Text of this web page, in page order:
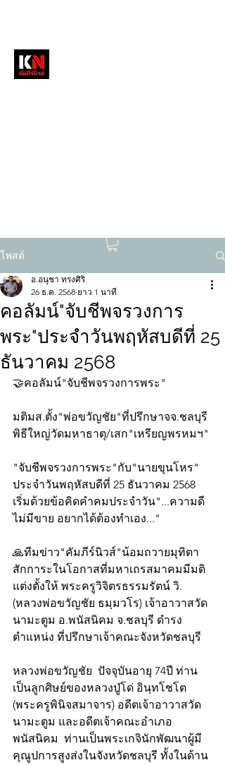
โพสต์
คอลัมน์"จับชีพจรวงการ
พระ"ประจำวันพฤหัสบดีที่ 25
ธันวาคม 2568
อ.อนุชา ทรงศิริ
26 ธ.ค. 2568 ยาว 1 นาที
🤝คอลัมน์"จับชีพจรวงการพระ"
มติมส.ตั้ง"พ่อขวัญชัย"ที่ปรึกษาจจ.ชลบุรี
พิธีใหญ่วัดมหาธาตุ/เสก"เหรียญพรหมฯ"
"จับชีพจรวงการพระ"กับ"นายขุนโหร"
ประจำวันพฤหัสบดีที่ 25 ธันวาคม 2568
เริ่มด้วยข้อคิดคำคมประจำวัน"...ความดี
ไม่มีขาย อยากได้ต้องทำเอง..."
🙏ทีมข่าว"คัมภีร์นิวส์"น้อมถวายมุทิตา
สักการะในโอกาสที่มหาเถรสมาคมมีมติ
แต่งตั้งให้ พระครูวิจิตรธรรมรัตน์ วิ.
(หลวงพ่อขวัญชัย ธมฺมวโร) เจ้าอาวาสวัด
นามะตูม อ.พนัสนิคม จ.ชลบุรี ดำรง
ตำแหน่ง ที่ปรึกษาเจ้าคณะจังหวัดชลบุรี
หลวงพ่อขวัญชัย  ปัจจุบันอายุ 74ปี ท่าน
เป็นลูกศิษย์ของหลวงปู่โด่ อินฺทโชโต
(พระครูพินิจสมาจาร) อดีตเจ้าอาวาสวัด
นามะตูม และอดีตเจ้าคณะอำเภอ
พนัสนิคม  ท่านเป็นพระเกจินักพัฒนาผู้มี
คุณูปการสูงส่งในจังหวัดชลบุรี ทั้งในด้าน